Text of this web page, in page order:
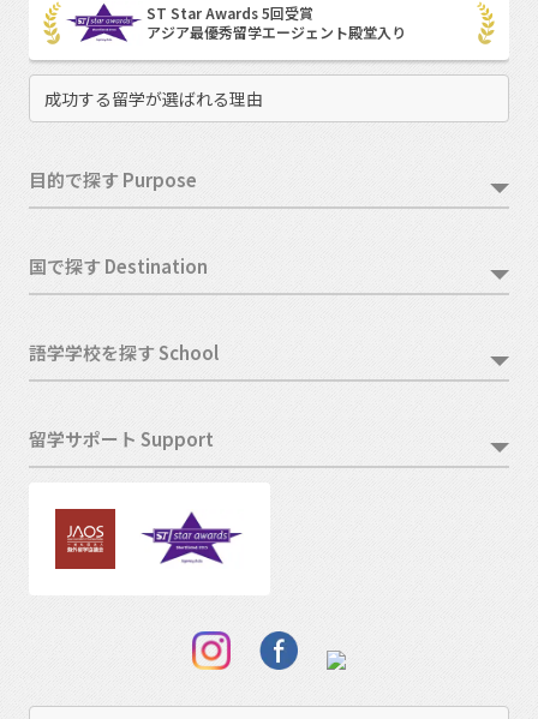
ST Star Awards 5回受賞
アジア最優秀留学エージェント殿堂入り
成功する留学が選ばれる理由
目的で探す Purpose
国で探す Destination
語学学校を探す School
留学サポート Support